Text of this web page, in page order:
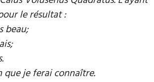
le résultat :
beau;
je ferai connaître.